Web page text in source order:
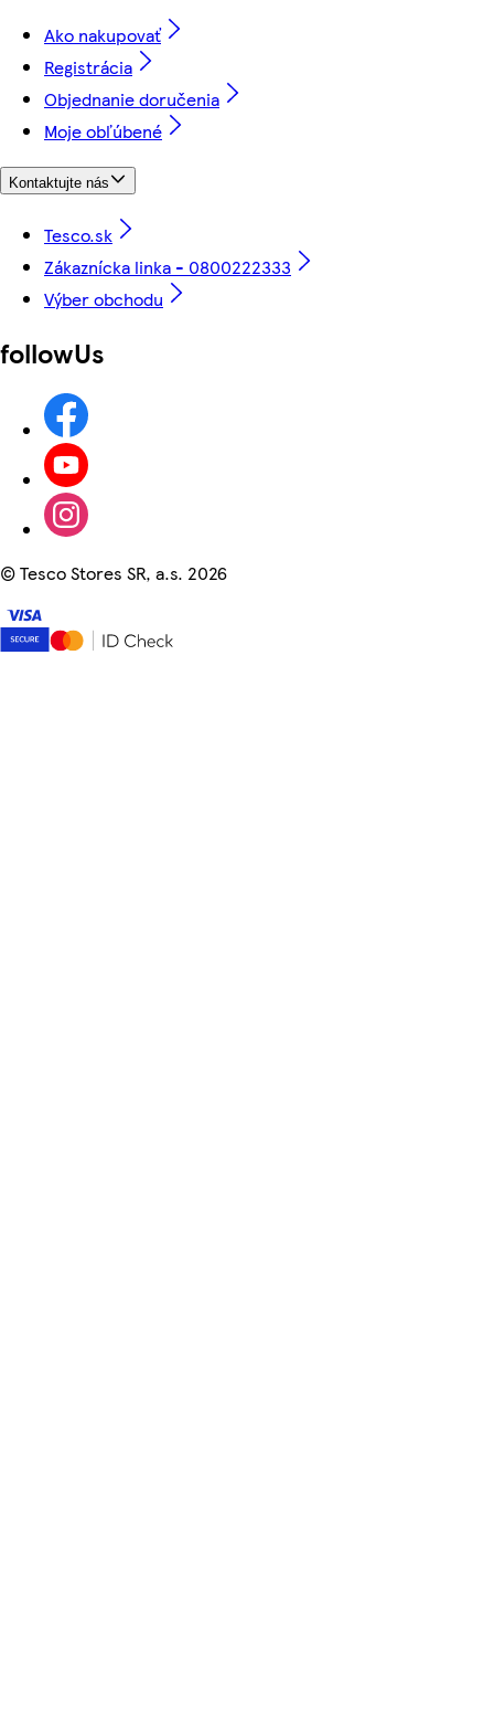
Ako nakupovať
Registrácia
Objednanie doručenia
Moje obľúbené
Kontaktujte nás
Tesco.sk
Zákaznícka linka - 0800222333
Výber obchodu
followUs
©Tesco Stores SR, a.s. 2026